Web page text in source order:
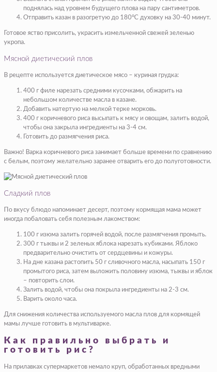
поднялась над уровнем будущего плова на пару сантиметров.
Отправить казан в разогретую до 180°С духовку на 30-40 минут.
Готовое яство присолить, украсить измельченной свежей зеленью
укропа.
Мясной диетический плов
В рецепте используется диетическое мясо – куриная грудка:
400 г филе нарезать средними кусочками, обжарить на
небольшом количестве масла в казане.
Добавить натертую на мелкой терке морковь.
400 г коричневого риса высыпать к мясу и овощам, залить водой,
чтобы она закрыла ингредиенты на 3-4 см.
Готовить до размягчения риса.
Важно! Варка коричневого риса занимает больше времени по сравнению
с белым, поэтому желательно заранее отварить его до полуготовности.
Сладкий плов
По вкусу блюдо напоминает десерт, поэтому кормящая мама может
иногда побаловать себя полезным лакомством:
100 г изюма залить горячей водой, после размягчения промыть.
300 г тыквы и 2 зеленых яблока нарезать кубиками. Яблоко
предварительно очистить от сердцевины и кожуры.
На дне казана растопить 50 г сливочного масла, насыпать 150 г
промытого риса, затем выложить половину изюма, тыквы и яблок
– повторить слои.
Залить водой, чтобы она покрыла ингредиенты на 2-3 см.
Варить около часа.
Для снижения количества используемого масла плов для кормящей
мамы лучше готовить в мультиварке.
Как правильно выбрать и
готовить рис?
На прилавках супермаркетов немало круп, обработанных вредными